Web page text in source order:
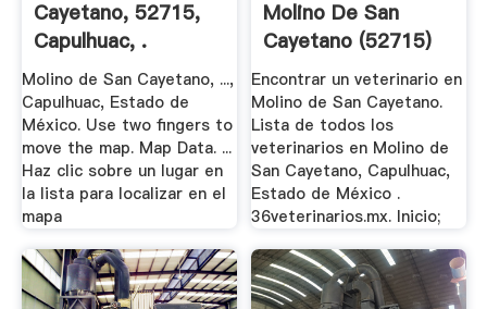
Cayetano, 52715,
Capulhuac, .
Molino de San Cayetano, ...,
Capulhuac, Estado de
México. Use two fingers to
move the map. Map Data. ...
Haz clic sobre un lugar en
la lista para localizar en el
mapa
Molino De San
Cayetano (52715)
Encontrar un veterinario en
Molino de San Cayetano.
Lista de todos los
veterinarios en Molino de
San Cayetano, Capulhuac,
Estado de México .
36veterinarios.mx. Inicio;